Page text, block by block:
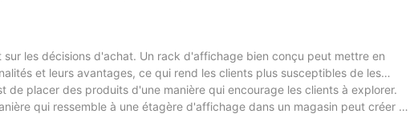
les décisions d'achat. Un rack d'affichage bien conçu peut mettre en
et leurs avantages, ce qui rend les clients plus susceptibles de les
placer des produits d'une manière qui encourage les clients à explorer.
qui ressemble à une étagère d'affichage dans un magasin peut créer un